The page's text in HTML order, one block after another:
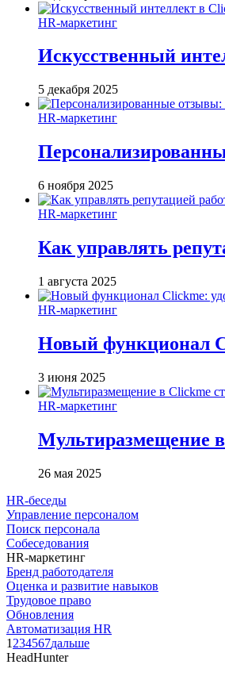
HR-маркетинг
Искусственный
5 декабря 2025
HR-маркетинг
6 ноября 2025
HR-маркетинг
Как управлять
1 августа 2025
HR-маркетинг
Новый функционал
3 июня 2025
HR-маркетинг
Мультиразмещение в
26 мая 2025
HR-беседы
Управление персоналом
Поиск персонала
Собеседования
HR-маркетинг
Бренд работодателя
Оценка и развитие навыков
Трудовое право
Обновления
Автоматизация HR
1 234567дальше
HeadHunter